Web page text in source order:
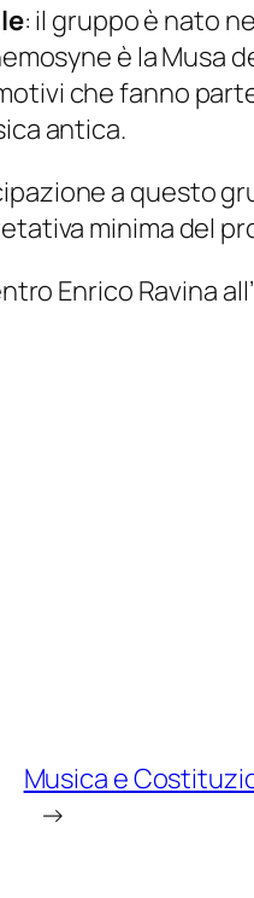
: il gruppo è nato
è la Musa
che fanno
antica.
a questo
minima del
Enrico Ravina
Musica e
→